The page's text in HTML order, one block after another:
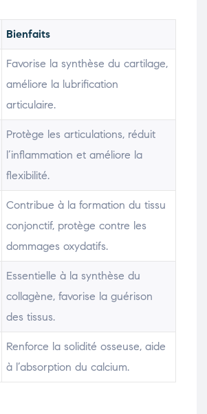
Bienfaits
Favorise la synthèse du cartilage,
améliore la lubrification
articulaire.
Protège les articulations, réduit
l’inflammation et améliore la
flexibilité.
Contribue à la formation du tissu
conjonctif, protège contre les
dommages oxydatifs.
Essentielle à la synthèse du
collagène, favorise la guérison
des tissus.
Renforce la solidité osseuse, aide
à l’absorption du calcium.